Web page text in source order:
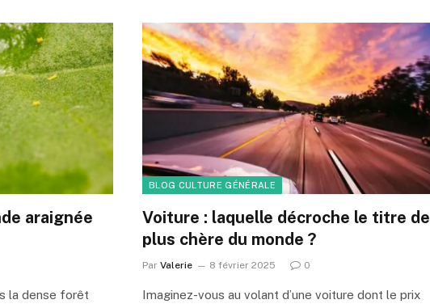
araignée
la dense forêt
BLOG CULTURE GÉNÉRALE
Voiture : laquelle décroche le titre de
plus chère du monde ?
Par Valerie 8 février 2025 0
Imaginez-vous au volant d’une voiture dont le prix